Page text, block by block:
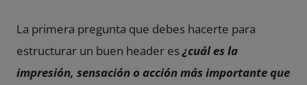
La primera pregunta que debes hacerte para
estructurar un buen header es¿cuál es la
impresión, sensación o acción más importante que